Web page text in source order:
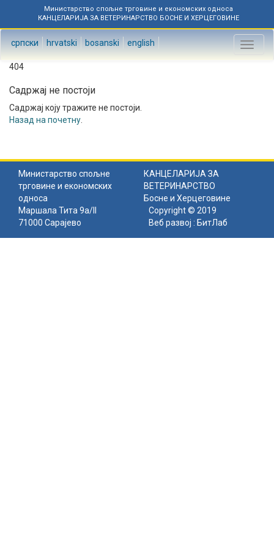
Министарство спољне трговине и економских односа
КАНЦЕЛАРИЈА ЗА ВЕТЕРИНАРСТВО БОСНЕ И ХЕРЦЕГОВИНЕ
српски hrvatski bosanski english
Toggle
404
Садржај не постоји
Садржај коју тражите не постоји.
Назад на почетну
Министарство спољне
трговине и економских
односа
КАНЦЕЛАРИЈА ЗА
ВЕТЕРИНАРСТВО
Босне и Херцеговине
Маршала Тита 9а/II
71000 Сарајево
Copyright © 2019
Веб развој : БитЛаб